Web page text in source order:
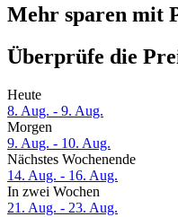
Mehr sparen mit
Überprüfe die
Heute
8. Aug. - 9. Aug.
Morgen
9. Aug. - 10. Aug.
Nächstes Wochenende
14. Aug. - 16. Aug.
In zwei Wochen
21. Aug. - 23. Aug.